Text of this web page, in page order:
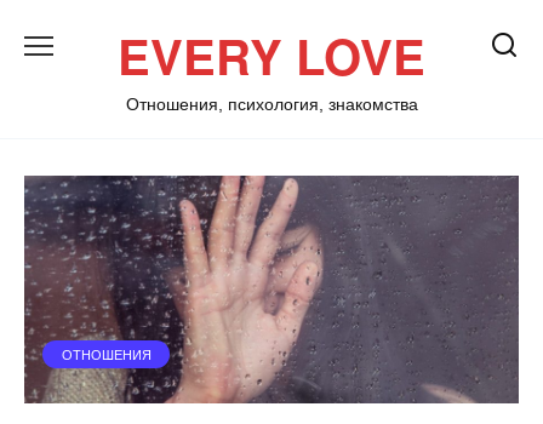
EVERY LOVE
Отношения, психология, знакомства
ОТНОШЕНИЯ